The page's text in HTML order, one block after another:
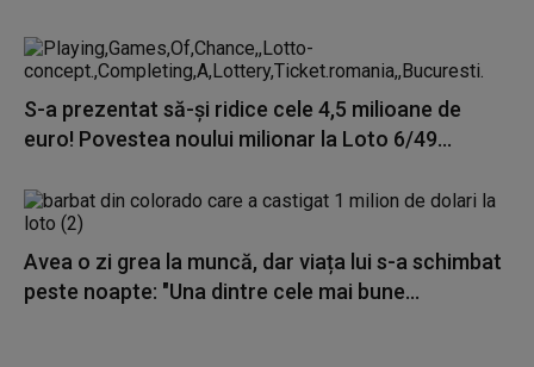
S-a prezentat să-și ridice cele 4,5 milioane de
euro! Povestea noului milionar la Loto 6/49...
Avea o zi grea la muncă, dar viața lui s-a schimbat
peste noapte: "Una dintre cele mai bune...